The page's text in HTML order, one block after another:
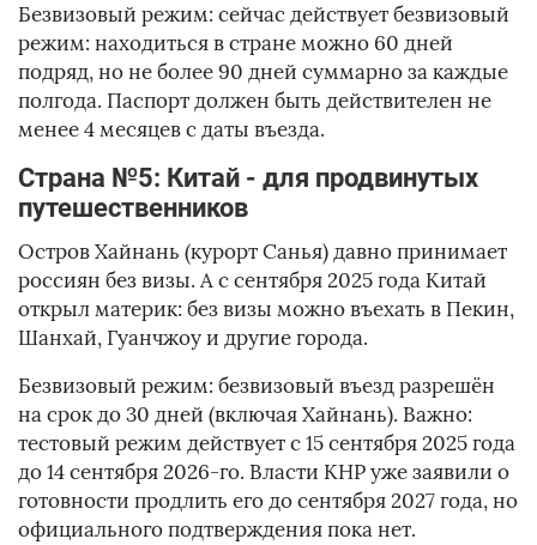
Безвизовый режим: сейчас действует безвизовый
режим: находиться в стране можно 60 дней
подряд, но не более 90 дней суммарно за каждые
полгода. Паспорт должен быть действителен не
менее 4 месяцев с даты въезда.
Страна №5: Китай - для продвинутых
путешественников
Остров Хайнань (курорт Санья) давно принимает
россиян без визы. А с сентября 2025 года Китай
открыл материк: без визы можно въехать в Пекин,
Шанхай, Гуанчжоу и другие города.
Безвизовый режим: безвизовый въезд разрешён
на срок до 30 дней (включая Хайнань). Важно:
тестовый режим действует с 15 сентября 2025 года
до 14 сентября 2026-го. Власти КНР уже заявили о
готовности продлить его до сентября 2027 года, но
официального подтверждения пока нет.